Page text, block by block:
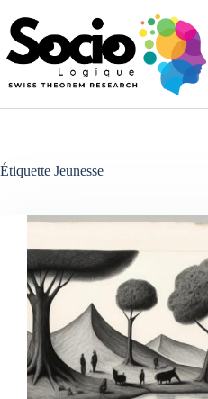
au
contenu
Étiquette Jeunesse